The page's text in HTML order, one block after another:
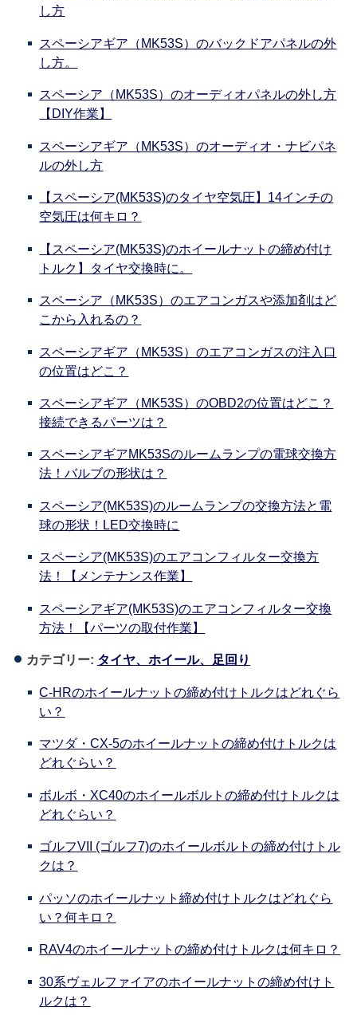
し方
スペーシアギア（MK53S）のバックドアパネルの外
し方。
スペーシア（MK53S）のオーディオパネルの外し方
【DIY作業】
スペーシアギア（MK53S）のオーディオ・ナビパネ
ルの外し方
【スペーシア(MK53S)のタイヤ空気圧】14インチの
空気圧は何キロ？
【スペーシア(MK53S)のホイールナットの締め付け
トルク】タイヤ交換時に。
スペーシア（MK53S）のエアコンガスや添加剤はど
こから入れるの？
スペーシアギア（MK53S）のエアコンガスの注入口
の位置はどこ？
スペーシアギア（MK53S）のOBD2の位置はどこ？
接続できるパーツは？
スペーシアギアMK53Sのルームランプの電球交換方
法！バルブの形状は？
スペーシア(MK53S)のルームランプの交換方法と電
球の形状！LED交換時に
スペーシア(MK53S)のエアコンフィルター交換方
法！【メンテナンス作業】
スペーシアギア(MK53S)のエアコンフィルター交換
方法！【パーツの取付作業】
カテゴリー: タイヤ、ホイール、足回り
C-HRのホイールナットの締め付けトルクはどれぐら
い？
マツダ・CX-5のホイールナットの締め付けトルクは
どれぐらい？
ボルボ・XC40のホイールボルトの締め付けトルクは
どれぐらい？
ゴルフVII (ゴルフ7)のホイールボルトの締め付けトル
クは？
パッソのホイールナット締め付けトルクはどれぐら
い？何キロ？
RAV4のホイールナットの締め付けトルクは何キロ？
30系ヴェルファイアのホイールナットの締め付けト
ルクは？